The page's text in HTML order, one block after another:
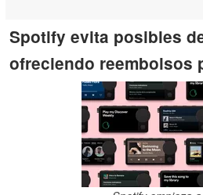
Spotify evita posibles
ofreciendo reembolsos